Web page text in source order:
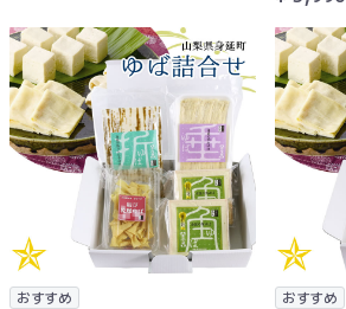
おすすめ おすすめ